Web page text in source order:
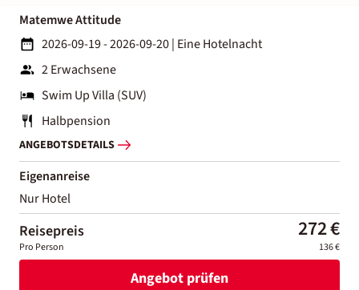
Matemwe Attitude
2026-09-19 - 2026-09-20| Eine Hotelnacht
2 Erwachsene
Swim Up Villa (SUV)
Halbpension
ANGEBOTSDETAILS
Eigenanreise
Nur Hotel
Reisepreis 272 €
Pro Person 136 €
Angebot prüfen